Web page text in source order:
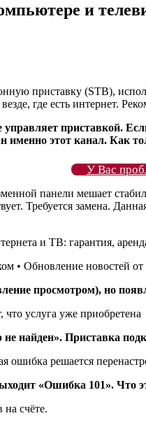
и
приставку (STB),
где есть интернет.
управляет
этот канал. Как
У Вас
панели мешает
Требуется замена.
и ТВ: гарантия,
просмотром), но
что услуга уже приобретена
найден». Приставка
ошибка решается
«Ошибка 101». Что
на счёте.